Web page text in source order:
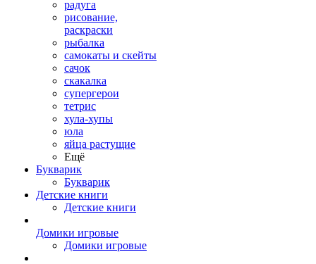
радуга
рисование,
раскраски
рыбалка
самокаты и скейты
сачок
скакалка
супергерои
тетрис
хула-хупы
юла
яйца растущие
Ещё
Букварик
Букварик
Детские книги
Детские книги
Домики игровые
Домики игровые